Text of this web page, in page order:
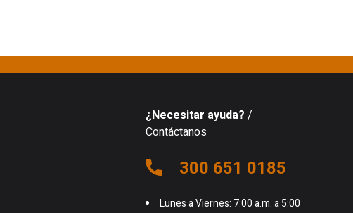
¿Necesitar ayuda? /
Contáctanos
300 651 0185
Lunes a Viernes: 7:00 a.m. a 5:00